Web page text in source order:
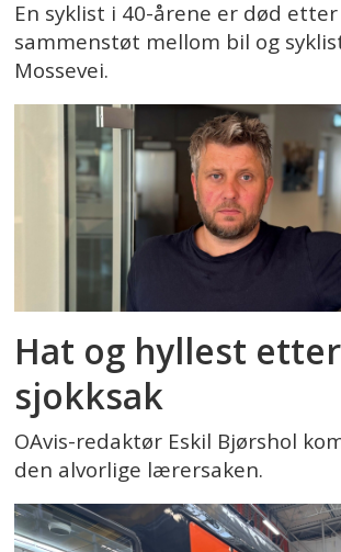
En syklist i 40-årene er død
sammenstøt mellom bil og
Mossevei.
Hat og hyllest etter
sjokksak
OAvis-redaktør Eskil Bjørshol
den alvorlige lærersaken.